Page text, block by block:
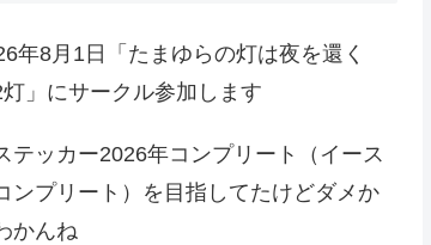
年8月1日「たまゆらの灯は夜を還く
」にサークル参加します
テッカー2026年コンプリート（イース
ンプリート）を目指してたけどダメか
かんね